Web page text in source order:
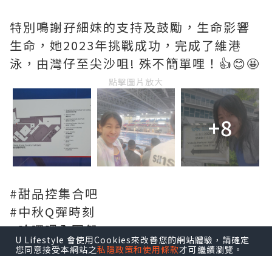
特別鳴謝孖細妹的支持及鼓勵，生命影響
生命，她2023年挑戰成功，完成了維港
泳，由灣仔至尖沙咀! 殊不簡單哩！👍😊🤩
點擊圖片放大
+8
#甜品控集合吧
#中秋Q彈時刻
#哈囉喂全園祭
U Lifestyle 會使用Cookies來改善您的網站體驗，請確定
您同意接受本網站之私隱政策和使用條款才可繼續瀏覽。